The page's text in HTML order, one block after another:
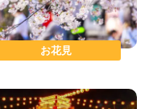
お花見